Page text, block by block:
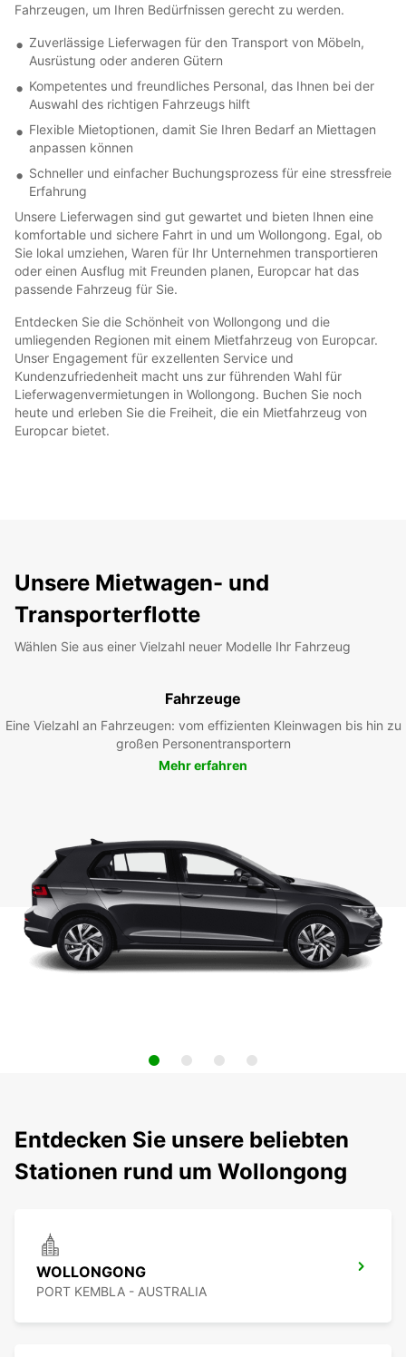
Fahrzeugen, um Ihren Bedürfnissen gerecht zu werden.
Zuverlässige Lieferwagen für den Transport von Möbeln,
Ausrüstung oder anderen Gütern
Kompetentes und freundliches Personal, das Ihnen bei der
Auswahl des richtigen Fahrzeugs hilft
Flexible Mietoptionen, damit Sie Ihren Bedarf an Miettagen
anpassen können
Schneller und einfacher Buchungsprozess für eine stressfreie
Erfahrung
Unsere Lieferwagen sind gut gewartet und bieten Ihnen eine
komfortable und sichere Fahrt in und um Wollongong. Egal, ob
Sie lokal umziehen, Waren für Ihr Unternehmen transportieren
oder einen Ausflug mit Freunden planen, Europcar hat das
passende Fahrzeug für Sie.
Entdecken Sie die Schönheit von Wollongong und die
umliegenden Regionen mit einem Mietfahrzeug von Europcar.
Unser Engagement für exzellenten Service und
Kundenzufriedenheit macht uns zur führenden Wahl für
Lieferwagenvermietungen in Wollongong. Buchen Sie noch
heute und erleben Sie die Freiheit, die ein Mietfahrzeug von
Europcar bietet.
Unsere Mietwagen- und
Transporterflotte
Wählen Sie aus einer Vielzahl neuer Modelle Ihr Fahrzeug
Fahrzeuge
Eine Vielzahl an Fahrzeugen: vom effizienten Kleinwagen bis hin zu
großen Personentransportern
Mehr erfahren
Entdecken Sie unsere beliebten
Stationen rund um Wollongong
WOLLONGONG
PORT KEMBLA - AUSTRALIA